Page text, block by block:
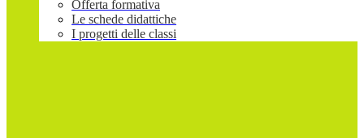
Offerta formativa
Le schede didattiche
I progetti delle classi